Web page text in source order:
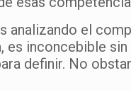
analizando el
es inconcebible
definir. No